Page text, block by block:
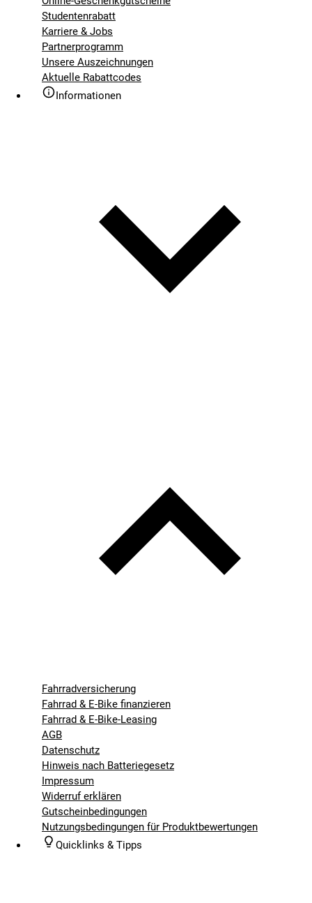
Studentenrabatt
Karriere & Jobs
Partnerprogramm
Unsere Auszeichnungen
Aktuelle Rabattcodes
Informationen
Fahrradversicherung
Fahrrad & E-Bike finanzieren
Fahrrad & E-Bike-Leasing
AGB
Datenschutz
Hinweis nach Batteriegesetz
Impressum
Widerruf erklären
Gutscheinbedingungen
Nutzungsbedingungen für Produktbewertungen
Quicklinks & Tipps